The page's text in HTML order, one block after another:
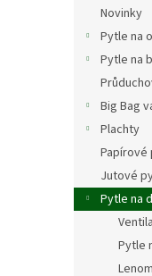
Novinky
Pytle na
Pytle na
Big Bag
Plachty
Papírové
Jutové
Pytle na
Pytle